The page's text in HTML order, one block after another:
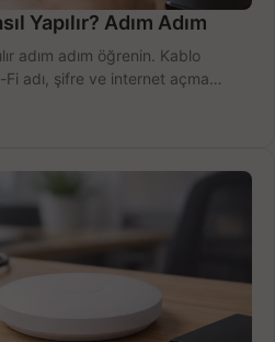
Yapılır? Adım Adım
adım adım öğrenin. Kablo
Fi adı, şifre ve internet açma